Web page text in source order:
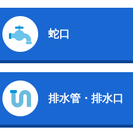
蛇口
排水管・排水口